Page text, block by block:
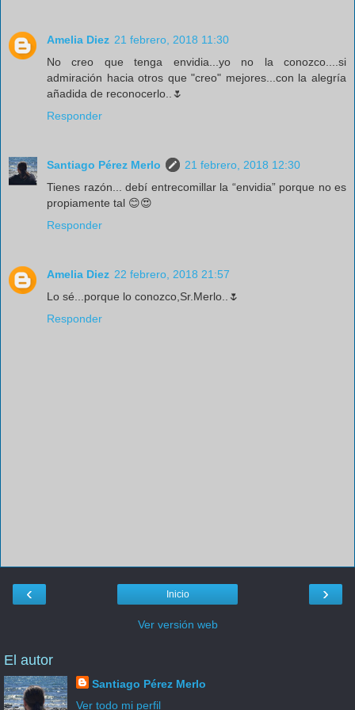
Amelia Diez 21 febrero, 2018 11:30
No creo que tenga envidia...yo no la conozco....si
admiración hacia otros que "creo" mejores...con la alegría
añadida de reconocerlo..🌷
Responder
Santiago Pérez Merlo
21 febrero, 2018 12:30
Tienes razón... debí entrecomillar la “envidia” porque no es
propiamente tal 😊😍
Responder
Amelia Diez 22 febrero, 2018 21:57
Lo sé...porque lo conozco,Sr.Merlo..🌷
Responder
‹ ›
Inicio
Ver versión web
El autor
Santiago Pérez Merlo
Ver todo mi perfil